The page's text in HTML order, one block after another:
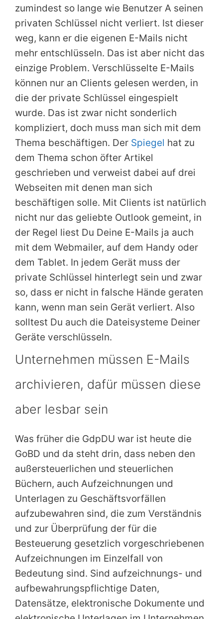
zumindest so lange wie Benutzer A seinen
privaten Schlüssel nicht verliert. Ist dieser
weg, kann er die eigenen E-Mails nicht
mehr entschlüsseln. Das ist aber nicht das
einzige Problem. Verschlüsselte E-Mails
können nur an Clients gelesen werden, in
die der private Schlüssel eingespielt
wurde. Das ist zwar nicht sonderlich
kompliziert, doch muss man sich mit dem
Thema beschäftigen. Der Spiegel hat zu
dem Thema schon öfter Artikel
geschrieben und verweist dabei auf drei
Webseiten mit denen man sich
beschäftigen solle. Mit Clients ist natürlich
nicht nur das geliebte Outlook gemeint, in
der Regel liest Du Deine E-Mails ja auch
mit dem Webmailer, auf dem Handy oder
dem Tablet. In jedem Gerät muss der
private Schlüssel hinterlegt sein und zwar
so, dass er nicht in falsche Hände geraten
kann, wenn man sein Gerät verliert. Also
solltest Du auch die Dateisysteme Deiner
Geräte verschlüsseln.
Unternehmen müssen E-Mails
archivieren, dafür müssen diese
aber lesbar sein
Was früher die GdpDU war ist heute die
GoBD und da steht drin, dass neben den
außersteuerlichen und steuerlichen
Büchern, auch Aufzeichnungen und
Unterlagen zu Geschäftsvorfällen
aufzubewahren sind, die zum Verständnis
und zur Überprüfung der für die
Besteuerung gesetzlich vorgeschriebenen
Aufzeichnungen im Einzelfall von
Bedeutung sind. Sind aufzeichnungs- und
aufbewahrungspflichtige Daten,
Datensätze, elektronische Dokumente und